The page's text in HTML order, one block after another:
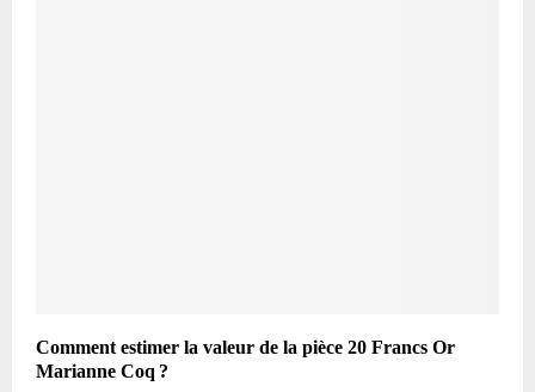
Comment estimer la valeur de la pièce 20 Francs Or
Marianne Coq ?